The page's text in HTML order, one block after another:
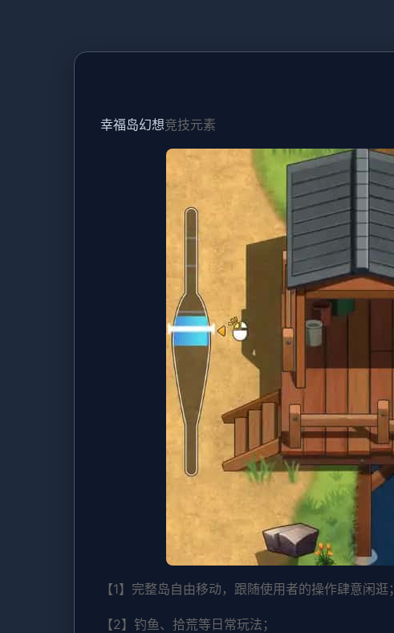
幸福岛幻想竞技元素
【1】完整岛自由移动，跟随使用者的操作肆意闲逛；
【2】钓鱼、拾荒等日常玩法；